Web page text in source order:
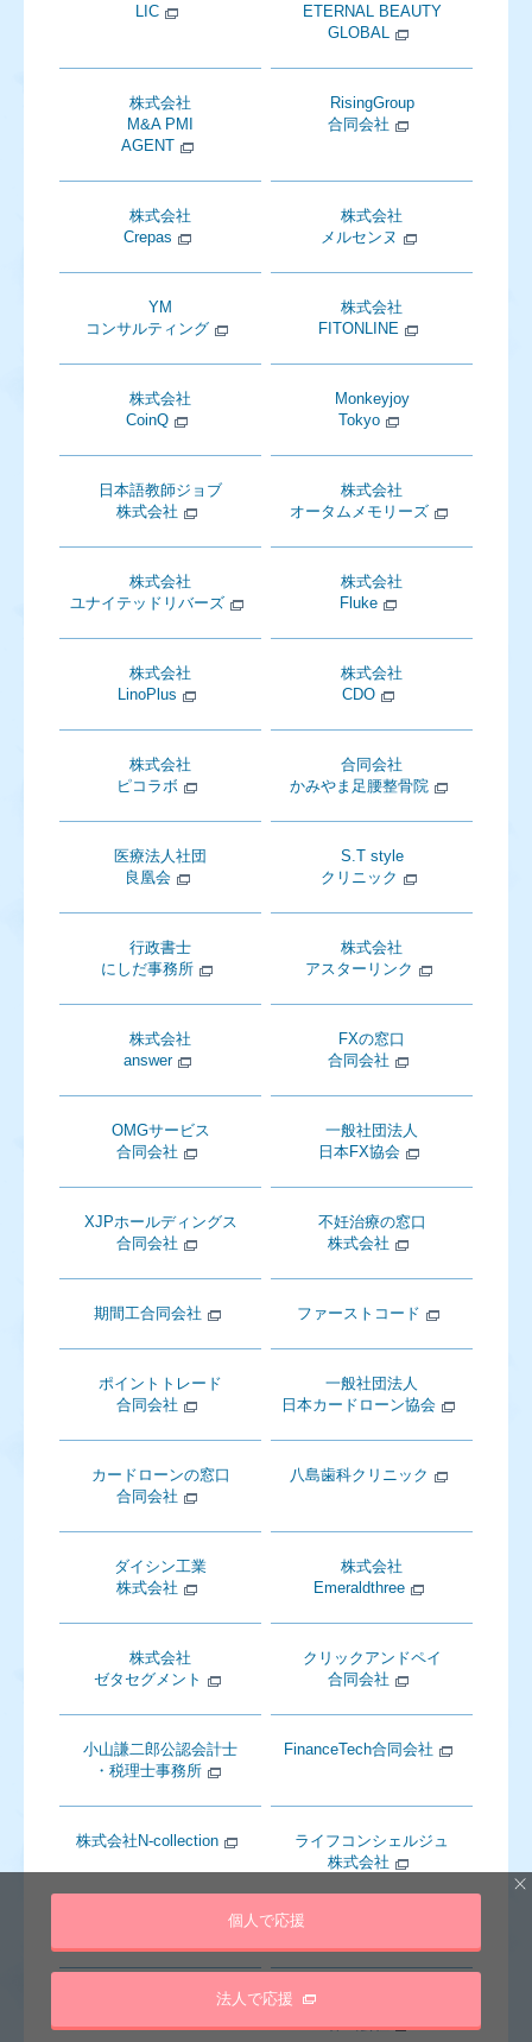
LIC
ETERNAL BEAUTY
GLOBAL
株式会社
M&A PMI
AGENT
RisingGroup
合同会社
株式会社
Crepas
株式会社
メルセンヌ
YM
コンサルティング
株式会社
FITONLINE
株式会社
CoinQ
Monkeyjoy
Tokyo
日本語教師ジョブ
株式会社
株式会社
オータムメモリーズ
株式会社
ユナイテッドリバーズ
株式会社
Fluke
株式会社
LinoPlus
株式会社
CDO
株式会社
ピコラボ
合同会社
かみやま足腰整骨院
医療法人社団
良凰会
S.T style
クリニック
行政書士
にしだ事務所
株式会社
アスターリンク
株式会社
answer
FXの窓口
合同会社
OMGサービス
合同会社
一般社団法人
日本FX協会
XJPホールディングス
合同会社
不妊治療の窓口
株式会社
期間工合同会社 ファーストコード
ポイントトレード
合同会社
一般社団法人
日本カードローン協会
カードローンの窓口
合同会社
八島歯科クリニック
ダイシン工業
株式会社
株式会社
Emeraldthree
株式会社
ゼタセグメント
クリックアンドペイ
合同会社
小山謙二郎公認会計士
・税理士事務所
FinanceTech合同会社
株式会社N-collection
ライフコンシェルジュ
株式会社
VERSE株式会社
千羽ホールディングス
株式会社
個人で応援
法人で応援